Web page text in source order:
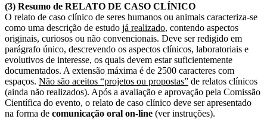
(3) Resumo de RELATO DE CASO CLÍNICO
O relato de caso clínico de seres humanos ou animais caracteriza-se
como uma descrição de estudo já realizado, contendo aspectos
originais, curiosos ou não convencionais. Deve ser redigido em
parágrafo único, descrevendo os aspectos clínicos, laboratoriais e
evolutivos de interesse, os quais devem estar suficientemente
documentados. A extensão máxima é de 2500 caracteres com
espaços. Não são aceitos “projetos ou propostas” de relatos clínicos
(ainda não realizados). Após a avaliação e aprovação pela Comissão
Científica do evento, o relato de caso clínico deve ser apresentado
na forma de comunicação oral on-line (ver instruções).